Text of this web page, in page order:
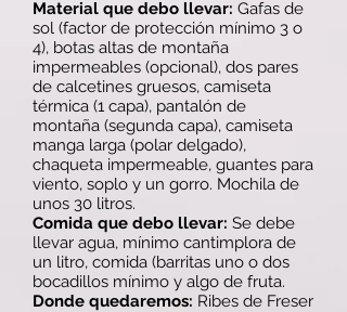
Material que debo llevar: Gafas de
sol (factor de protección mínimo 3 o
4), botas altas de montaña
impermeables (opcional), dos pares
de calcetines gruesos, camiseta
térmica (1 capa), pantalón de
montaña (segunda capa), camiseta
manga larga (polar delgado),
chaqueta impermeable, guantes para
viento, soplo y un gorro. Mochila de
unos 30 litros.
Comida que debo llevar: Se debe
llevar agua, mínimo cantimplora de
un litro, comida (barritas uno o dos
bocadillos mínimo y algo de fruta.
Donde quedaremos: Ribes de Freser